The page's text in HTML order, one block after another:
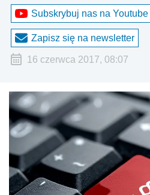
Subskrybuj nas na Youtube
Zapisz się na newsletter
16 czerwca 2017, 08:07